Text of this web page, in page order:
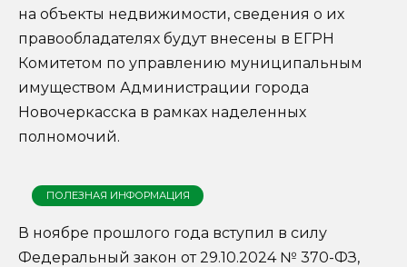
на объекты недвижимости, сведения о их
правообладателях будут внесены в ЕГРН
Комитетом по управлению муниципальным
имуществом Администрации города
Новочеркасска в рамках наделенных
полномочий.
ПОЛЕЗНАЯ ИНФОРМАЦИЯ
В ноябре прошлого года вступил в силу
Федеральный закон от 29.10.2024 № 370-ФЗ,